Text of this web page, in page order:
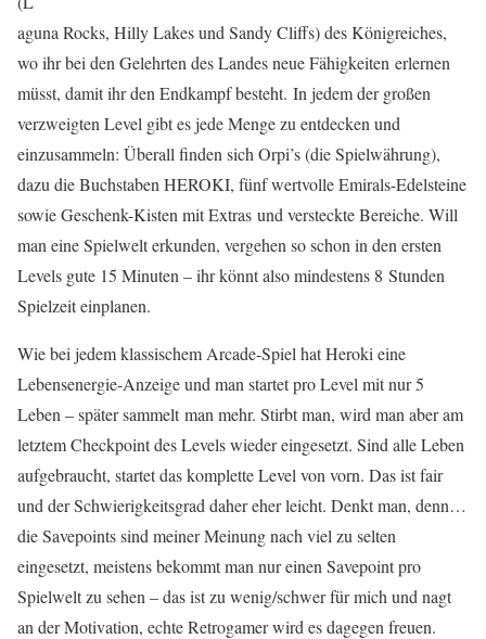
aguna Rocks, Hilly Lakes und Sandy Cliffs) des Königreiches,
wo ihr bei den Gelehrten des Landes neue Fähigkeiten erlernen
müsst, damit ihr den Endkampf besteht. In jedem der großen
verzweigten Level gibt es jede Menge zu entdecken und
einzusammeln: Überall finden sich Orpi’s (die Spielwährung),
dazu die Buchstaben HEROKI, fünf wertvolle Emirals-Edelsteine
sowie Geschenk-Kisten mit Extras und versteckte Bereiche. Will
man eine Spielwelt erkunden, vergehen so schon in den ersten
Levels gute 15 Minuten – ihr könnt also mindestens 8 Stunden
Spielzeit einplanen.
Wie bei jedem klassischem Arcade-Spiel hat Heroki eine
Lebensenergie-Anzeige und man startet pro Level mit nur 5
Leben – später sammelt man mehr. Stirbt man, wird man aber am
letztem Checkpoint des Levels wieder eingesetzt. Sind alle Leben
aufgebraucht, startet das komplette Level von vorn. Das ist fair
und der Schwierigkeitsgrad daher eher leicht. Denkt man, denn…
die Savepoints sind meiner Meinung nach viel zu selten
eingesetzt, meistens bekommt man nur einen Savepoint pro
Spielwelt zu sehen – das ist zu wenig/schwer für mich und nagt
an der Motivation, echte Retrogamer wird es dagegen freuen.